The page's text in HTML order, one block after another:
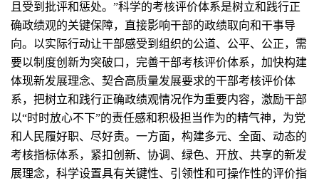
且受到批评和惩处。”科学的考核评价体系是树立和践行正
确政绩观的关键保障，直接影响干部的政绩取向和干事导
向。以实际行动让干部感受到组织的公道、公平、公正，需
要以制度创新为突破口，完善干部考核评价体系，加快构建
体现新发展理念、契合高质量发展要求的干部考核评价体
系，把树立和践行正确政绩观情况作为重要内容，激励干部
以“时时放心不下”的责任感和积极担当作为的精气神，为党
和人民履好职、尽好责。一方面，构建多元、全面、动态的
考核指标体系，紧扣创新、协调、绿色、开放、共享的新发
展理念，科学设置具有关键性、引领性和可操作性的评价指